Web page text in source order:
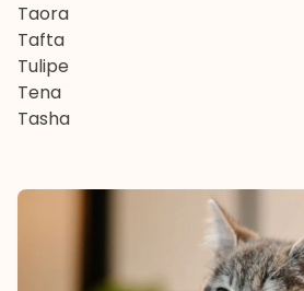
Taora
Tafta
Tulipe
Tena
Tasha